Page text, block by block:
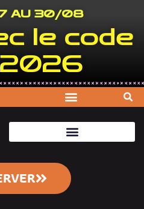
AU 30/08
le code